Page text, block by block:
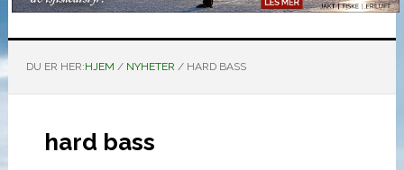
DU ER HER:HJEM / NYHETER /HARD BASS
hard bass